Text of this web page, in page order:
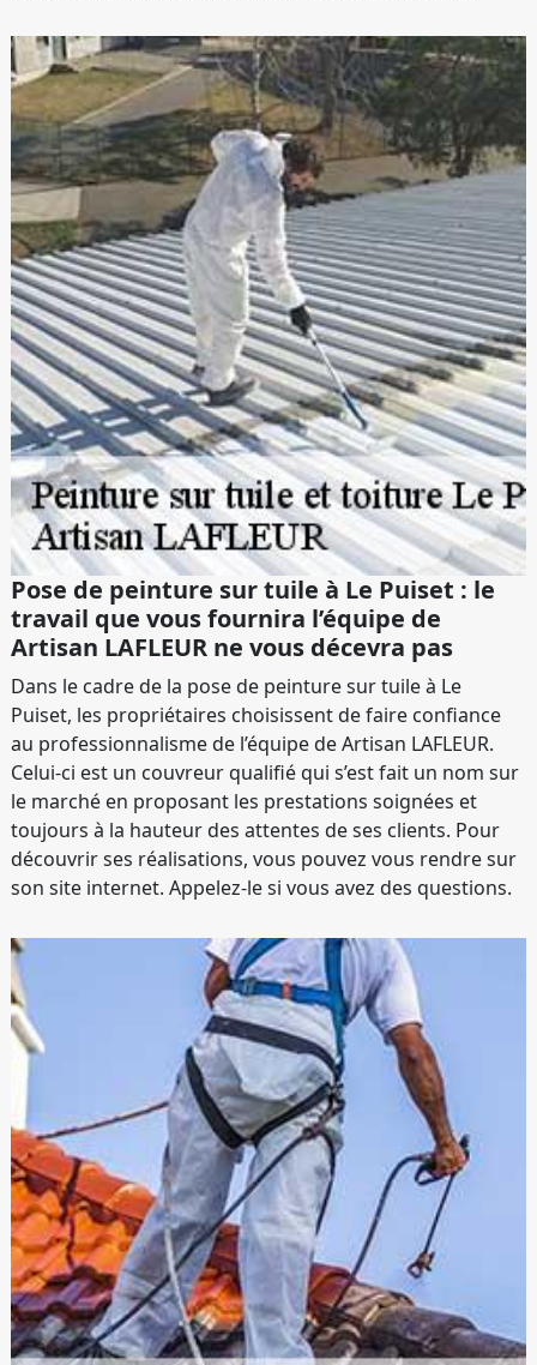
Pose de peinture sur tuile à Le Puiset : le
travail que vous fournira l’équipe de
Artisan LAFLEUR ne vous décevra pas
Dans le cadre de la pose de peinture sur tuile à Le
Puiset, les propriétaires choisissent de faire confiance
au professionnalisme de l’équipe de Artisan LAFLEUR.
Celui-ci est un couvreur qualifié qui s’est fait un nom sur
le marché en proposant les prestations soignées et
toujours à la hauteur des attentes de ses clients. Pour
découvrir ses réalisations, vous pouvez vous rendre sur
son site internet. Appelez-le si vous avez des questions.